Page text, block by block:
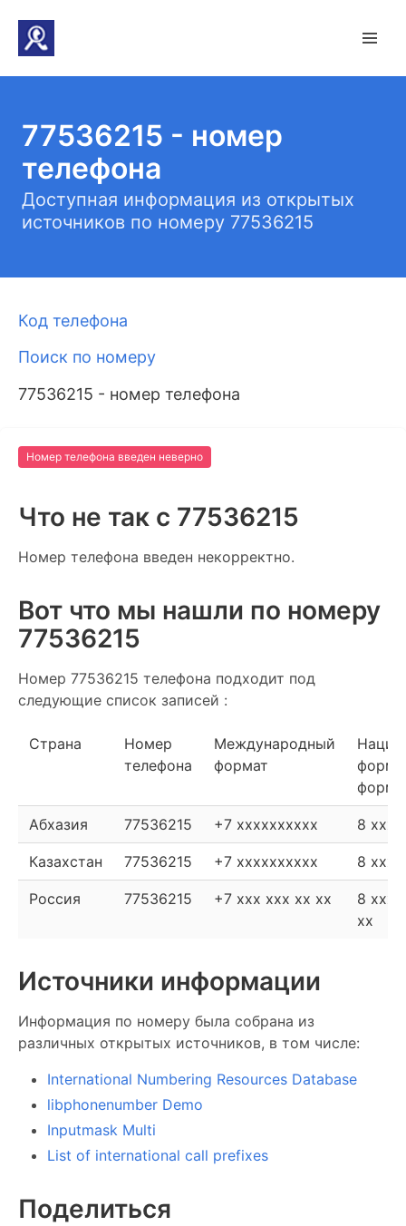
77536215 - номер
телефона
Доступная информация из открытых
источников по номеру 77536215
Код телефона
Поиск по номеру
77536215 - номер телефона
Номер телефона введен неверно
Что не так c 77536215
Номер телефона введен некорректно.
Вот что мы нашли по номеру
77536215
Номер 77536215 телефона подходит под
следующие список записей :
Страна
Номер
телефона
Международный
формат
Абхазия 77536215 +7 xxxxxxxxxx 8
Казахстан 77536215 +7 xxxxxxxxxx 8
Россия 77536215 +7 xxx xxx xx xx
8 xxx
xx
Источники информации
Информация по номеру была собрана из
различных открытых источников, в том числе:
International Numbering Resources Database
libphonenumber Demo
Inputmask Multi
List of international call prefixes
Поделиться